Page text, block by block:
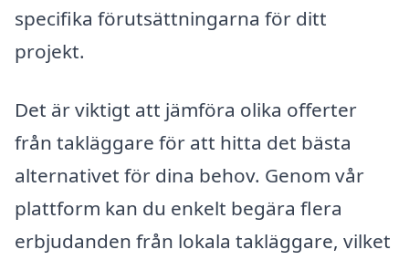
specifika förutsättningarna för ditt
projekt.
Det är viktigt att jämföra olika offerter
från takläggare för att hitta det bästa
alternativet för dina behov. Genom vår
plattform kan du enkelt begära flera
erbjudanden från lokala takläggare, vilket